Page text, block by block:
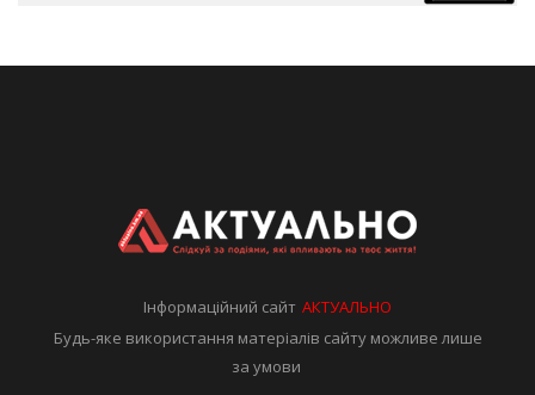
Інформаційний сайтАКТУАЛЬНО
Будь-яке використання матеріалів сайту можливе лише
за умови